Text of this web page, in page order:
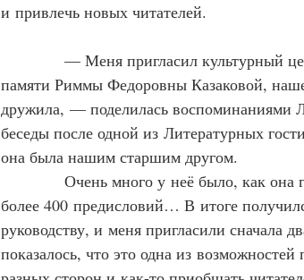
и привлечь новых читателей.
— Меня пригласил культурный центр
памяти Риммы Федоровны Казаковой,
дружила, — поделилась воспоминаниями
беседы после одной из Литературных
она была нашим старшим другом.
Очень много у неё было, как она
более 400 предисловий… В итоге
руководству, и меня пригласили сначала
показалось, что это одна из